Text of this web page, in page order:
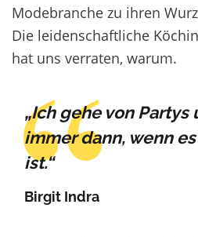
Modebranche zu ihren
Die leidenschaftliche
hat uns verraten, warum.
„Ich gehe von Partys
immer dann, wenn
ist.“
Birgit Indra